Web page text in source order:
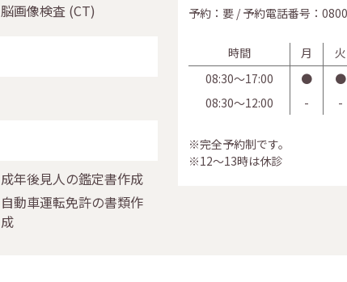
脳画像検査 (CT)
成年後見人の鑑定書作成
自動車運転免許の書類作
成
予約：要 / 予約電話番号：
時間 月 火
08:30〜17:00
● ●
08:30〜12:00
- -
※完全予約制です。
※12～13時は休診